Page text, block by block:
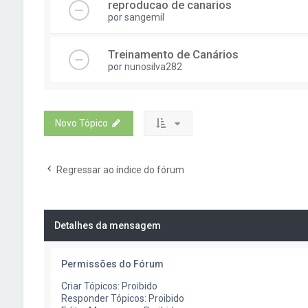
reproducao de canarios
porsangemil
Treinamento de Canários
pornunosilva282
Novo Tópico
Regressar ao índice do fórum
Detalhes da mensagem
Permissões do Fórum
Criar Tópicos: Proibido
Responder Tópicos: Proibido